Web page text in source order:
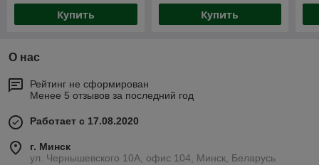
Купить Купить
О нас
Рейтинг не сформирован
Менее 5 отзывов за последний год
Работает с 17.08.2020
г. Минск
ул. Чернышевского 10А, офис 104, Минск, Беларусь